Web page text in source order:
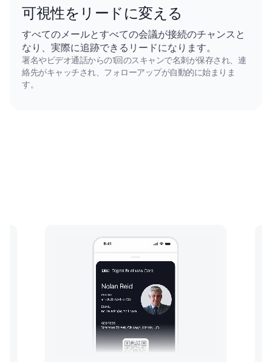
可視性をリードに変える
すべてのメールとすべての会議が接続のチャンスと
なり、実際に追跡できるリードになります。
署名やビデオ通話からの1回のスキャンで名刺が保存され、連
絡先がキャッチされ、フォローアップが自動的に始まりま
す。